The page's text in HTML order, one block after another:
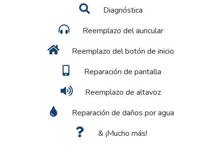
Diagnóstica
Reemplazo del auricular
Reemplazo del botón de inicio
Reparación de pantalla
Reemplazo de altavoz
Reparación de daños por agua
& ¡Mucho más!